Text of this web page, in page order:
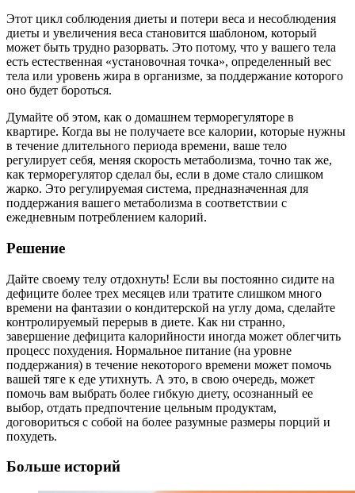
Этот цикл соблюдения диеты и потери веса и несоблюдения
диеты и увеличения веса становится шаблоном, который
может быть трудно разорвать. Это потому, что у вашего тела
есть естественная «установочная точка», определенный вес
тела или уровень жира в организме, за поддержание которого
оно будет бороться.
Думайте об этом, как о домашнем терморегуляторе в
квартире. Когда вы не получаете все калории, которые нужны
в течение длительного периода времени, ваше тело
регулирует себя, меняя скорость метаболизма, точно так же,
как терморегулятор сделал бы, если в доме стало слишком
жарко. Это регулируемая система, предназначенная для
поддержания вашего метаболизма в соответствии с
ежедневным потреблением калорий.
Решение
Дайте своему телу отдохнуть! Если вы постоянно сидите на
дефиците более трех месяцев или тратите слишком много
времени на фантазии о кондитерской на углу дома, сделайте
контролируемый перерыв в диете. Как ни странно,
завершение дефицита калорийности иногда может облегчить
процесс похудения. Нормальное питание (на уровне
поддержания) в течение некоторого времени может помочь
вашей тяге к еде утихнуть. А это, в свою очередь, может
помочь вам выбрать более гибкую диету, осознанный ее
выбор, отдать предпочтение цельным продуктам,
договориться с собой на более разумные размеры порций и
похудеть.
Больше историй